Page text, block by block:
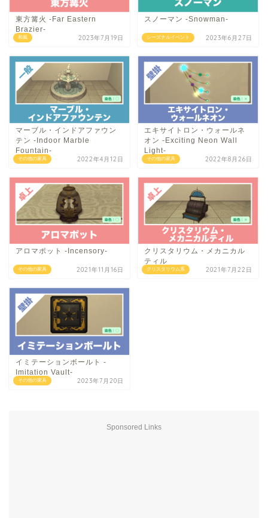
和風
東方篝火 -Far Eastern
Brazier-
2023年7月19日 シーズナルイベント
スノーマン -Snowman-
2023年6月27日
その他の家具
マーブル・インドアファウン
テン -Indoor Marble
Fountain-
2022年4月12日 その他の家具
エキサイトロン・ウォールネ
オン -Exciting Neon Wall
Light-
2022年8月26日
その他の家具
アロマポット -Incensory-
2021年11月16日 クリスタリウム系
クリスタリウム・メカニカル
ティル
2021年7月22日
その他の家具
イミテーションボールト -
Imitation Vault-
2023年7月20日
Sponsored Links